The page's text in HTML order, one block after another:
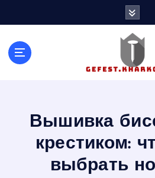
Вышивка
крестиком:
выбрать